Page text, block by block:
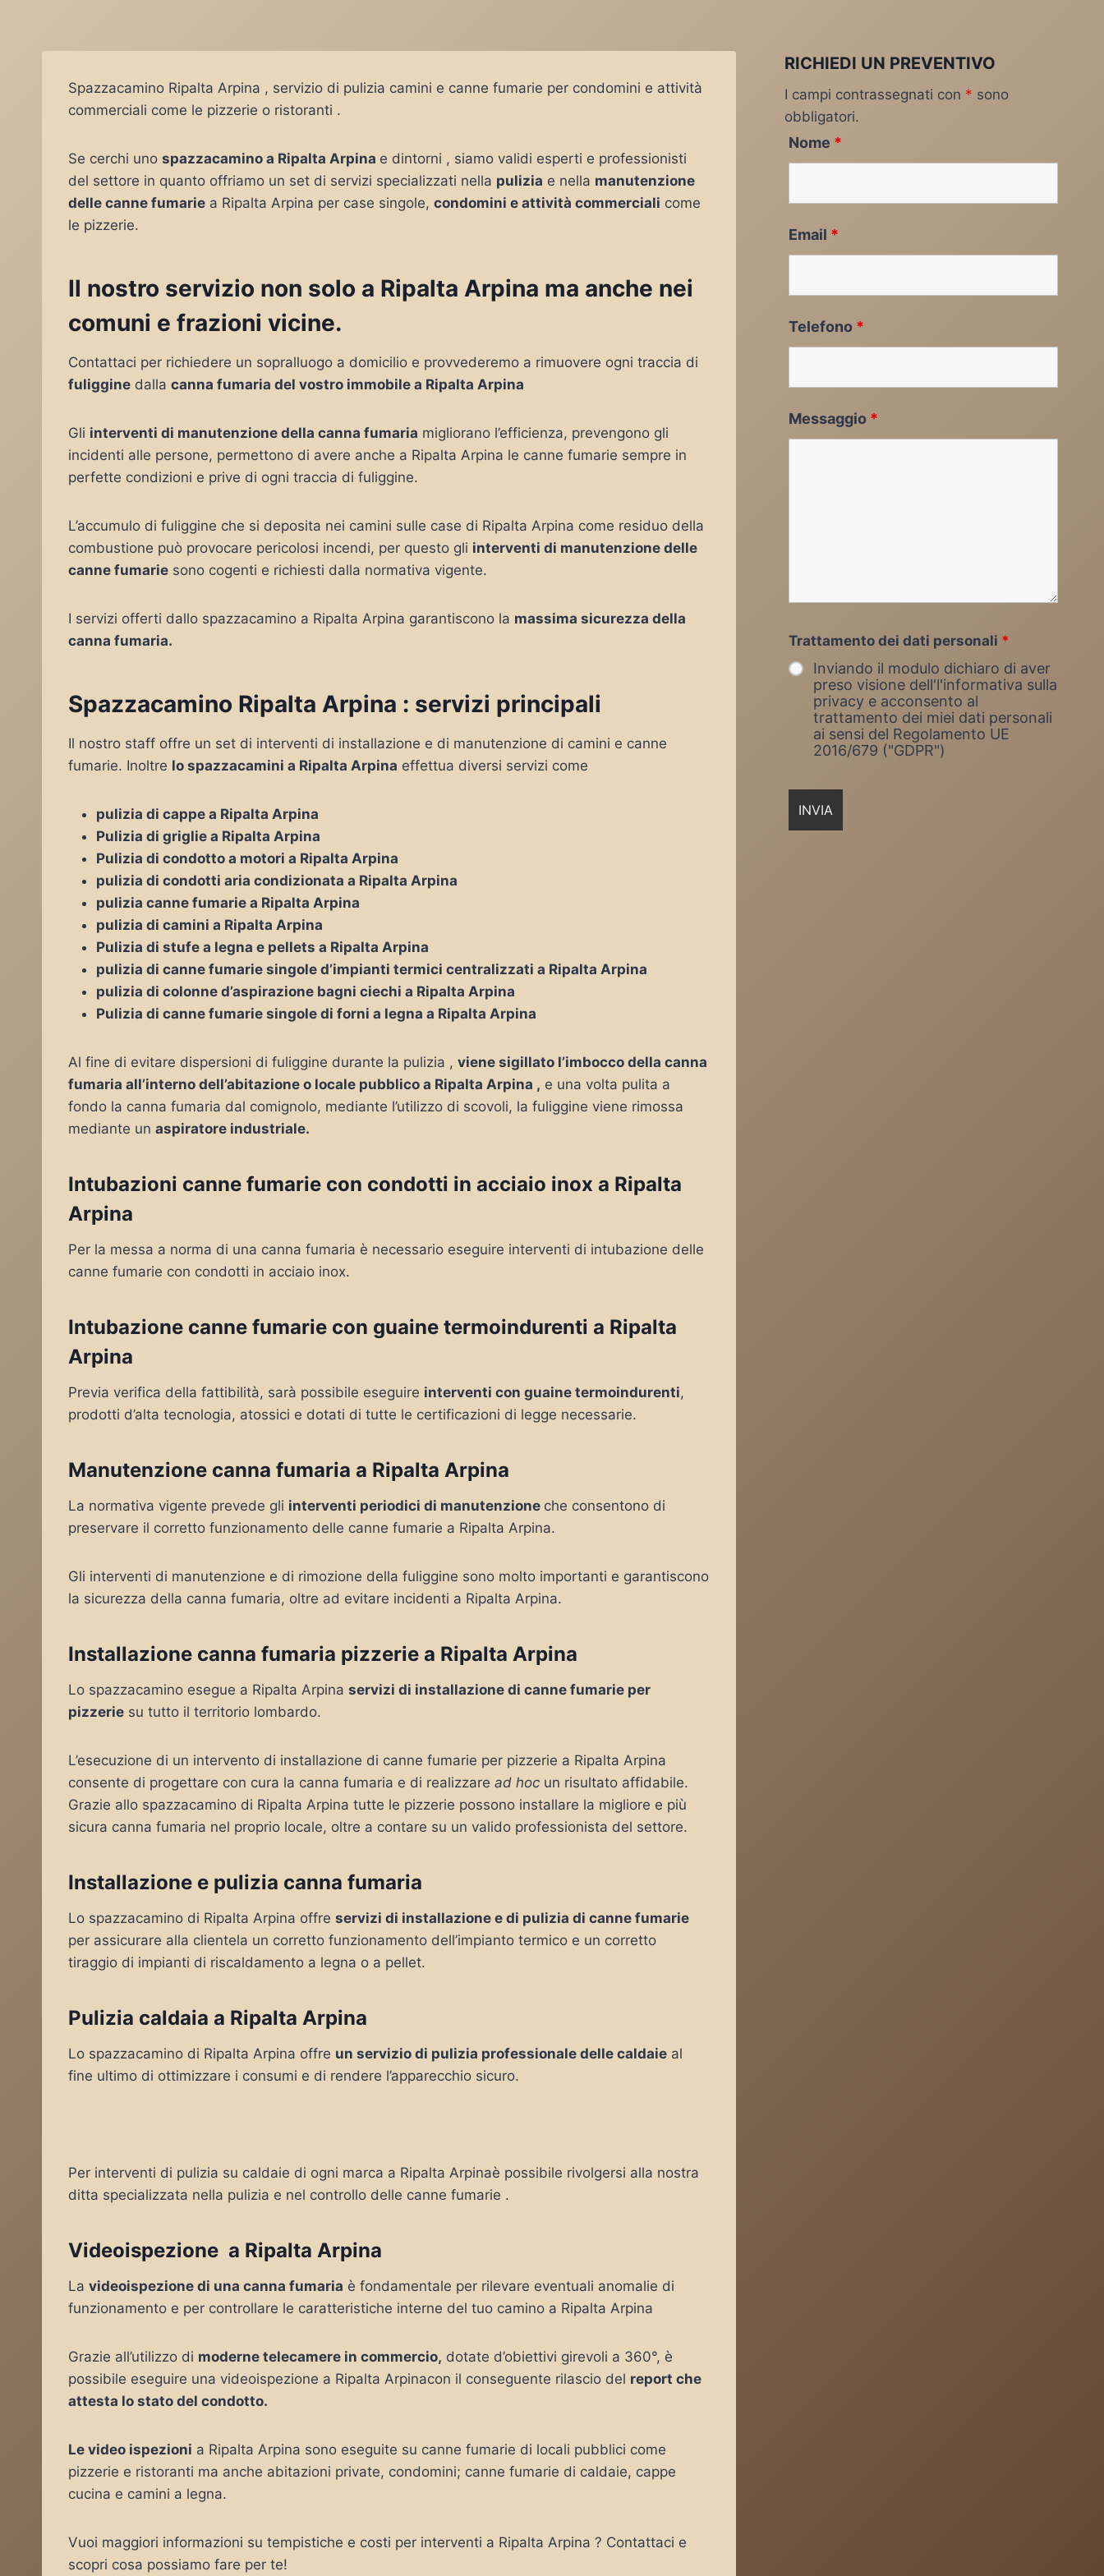
Spazzacamino Ripalta Arpina , servizio di pulizia camini e canne fumarie per condomini e attività
commerciali come le pizzerie o ristoranti .
Se cerchi uno spazzacamino a Ripalta Arpina e dintorni , siamo validi esperti e professionisti
del settore in quanto offriamo un set di servizi specializzati nella pulizia e nella manutenzione
delle canne fumarie a Ripalta Arpina per case singole, condomini e attività commerciali come
le pizzerie.
Il nostro servizio non solo a Ripalta Arpina ma anche nei
comuni e frazioni vicine.
Contattaci per richiedere un sopralluogo a domicilio e provvederemo a rimuovere ogni traccia di
fuliggine dalla canna fumaria del vostro immobile a Ripalta Arpina
Gli interventi di manutenzione della canna fumaria migliorano l’efficienza, prevengono gli
incidenti alle persone, permettono di avere anche a Ripalta Arpina le canne fumarie sempre in
perfette condizioni e prive di ogni traccia di fuliggine.
L’accumulo di fuliggine che si deposita nei camini sulle case di Ripalta Arpina come residuo della
combustione può provocare pericolosi incendi, per questo gli interventi di manutenzione delle
canne fumarie sono cogenti e richiesti dalla normativa vigente.
I servizi offerti dallo spazzacamino a Ripalta Arpina garantiscono la massima sicurezza della
canna fumaria.
Spazzacamino Ripalta Arpina : servizi principali
Il nostro staff offre un set di interventi di installazione e di manutenzione di camini e canne
fumarie. Inoltre lo spazzacamini a Ripalta Arpina effettua diversi servizi come
pulizia di cappe a Ripalta Arpina
Pulizia di griglie a Ripalta Arpina
Pulizia di condotto a motori a Ripalta Arpina
pulizia di condotti aria condizionata a Ripalta Arpina
pulizia canne fumarie a Ripalta Arpina
pulizia di camini a Ripalta Arpina
Pulizia di stufe a legna e pellets a Ripalta Arpina
pulizia di canne fumarie singole d’impianti termici centralizzati a Ripalta Arpina
pulizia di colonne d’aspirazione bagni ciechi a Ripalta Arpina
Pulizia di canne fumarie singole di forni a legna a Ripalta Arpina
Al fine di evitare dispersioni di fuliggine durante la pulizia , viene sigillato l’imbocco della canna
fumaria all’interno dell’abitazione o locale pubblico a Ripalta Arpina , e una volta pulita a
fondo la canna fumaria dal comignolo, mediante l’utilizzo di scovoli, la fuliggine viene rimossa
mediante un aspiratore industriale.
Intubazioni canne fumarie con condotti in acciaio inox a Ripalta
Arpina
Per la messa a norma di una canna fumaria è necessario eseguire interventi di intubazione delle
canne fumarie con condotti in acciaio inox.
Intubazione canne fumarie con guaine termoindurenti a Ripalta
Arpina
Previa verifica della fattibilità, sarà possibile eseguire interventi con guaine termoindurenti,
prodotti d’alta tecnologia, atossici e dotati di tutte le certificazioni di legge necessarie.
Manutenzione canna fumaria a Ripalta Arpina
La normativa vigente prevede gli interventi periodici di manutenzione che consentono di
preservare il corretto funzionamento delle canne fumarie a Ripalta Arpina.
Gli interventi di manutenzione e di rimozione della fuliggine sono molto importanti e garantiscono
la sicurezza della canna fumaria, oltre ad evitare incidenti a Ripalta Arpina.
Installazione canna fumaria pizzerie a Ripalta Arpina
Lo spazzacamino esegue a Ripalta Arpina servizi di installazione di canne fumarie per
pizzerie su tutto il territorio lombardo.
L’esecuzione di un intervento di installazione di canne fumarie per pizzerie a Ripalta Arpina
consente di progettare con cura la canna fumaria e di realizzare ad hoc un risultato affidabile.
Grazie allo spazzacamino di Ripalta Arpina tutte le pizzerie possono installare la migliore e più
sicura canna fumaria nel proprio locale, oltre a contare su un valido professionista del settore.
Installazione e pulizia canna fumaria
Lo spazzacamino di Ripalta Arpina offre servizi di installazione e di pulizia di canne fumarie
per assicurare alla clientela un corretto funzionamento dell’impianto termico e un corretto
tiraggio di impianti di riscaldamento a legna o a pellet.
Pulizia caldaia a Ripalta Arpina
Lo spazzacamino di Ripalta Arpina offre un servizio di pulizia professionale delle caldaie al
fine ultimo di ottimizzare i consumi e di rendere l’apparecchio sicuro.
Per interventi di pulizia su caldaie di ogni marca a Ripalta Arpinaè possibile rivolgersi alla nostra
ditta specializzata nella pulizia e nel controllo delle canne fumarie .
Videoispezione a Ripalta Arpina
La videoispezione di una canna fumaria è fondamentale per rilevare eventuali anomalie di
funzionamento e per controllare le caratteristiche interne del tuo camino a Ripalta Arpina
Grazie all’utilizzo di moderne telecamere in commercio, dotate d’obiettivi girevoli a 360°, è
possibile eseguire una videoispezione a Ripalta Arpinacon il conseguente rilascio del report che
attesta lo stato del condotto.
Le video ispezioni a Ripalta Arpina sono eseguite su canne fumarie di locali pubblici come
pizzerie e ristoranti ma anche abitazioni private, condomini; canne fumarie di caldaie, cappe
cucina e camini a legna.
Vuoi maggiori informazioni su tempistiche e costi per interventi a Ripalta Arpina ? Contattaci e
scopri cosa possiamo fare per te!
RICHIEDI UN PREVENTIVO
I campi contrassegnati con * sono
obbligatori.
Nome *
Email *
Telefono *
Messaggio *
Trattamento dei dati personali *
Inviando il modulo dichiaro di aver
preso visione dell'l'informativa sulla
privacy e acconsento al
trattamento dei miei dati personali
ai sensi del Regolamento UE
2016/679 ("GDPR")